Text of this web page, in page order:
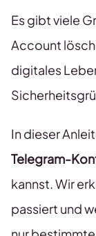
Es gibt viele
Account
digitales
In dieser
Telegram-
kannst. Wir
passiert und